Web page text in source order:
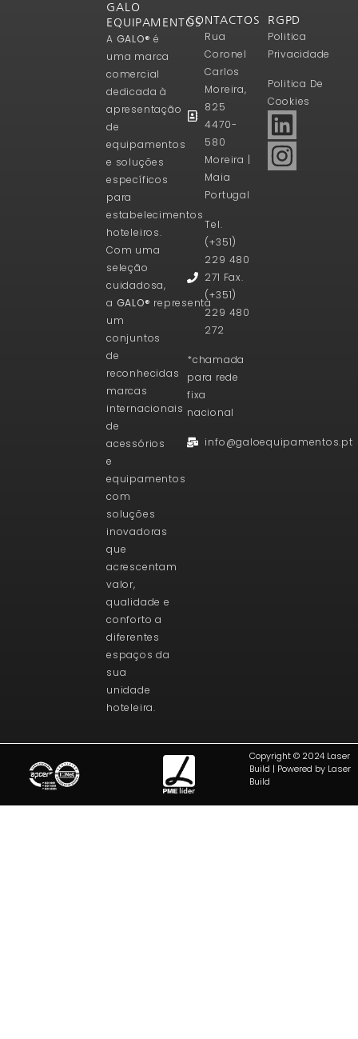
GALO
EQUIPAMENTOS
A GALO® é
uma marca
comercial
dedicada à
apresentação
de
equipamentos
e soluções
específicos
para
estabelecimentos
hoteleiros.
Com uma
seleção
cuidadosa,
a GALO® representa
um
conjuntos
de
reconhecidas
marcas
internacionais
de
acessórios
e
equipamentos
com
soluções
inovadoras
que
acrescentam
valor,
qualidade e
conforto a
diferentes
espaços da
sua
unidade
hoteleira.
CONTACTOS
Rua
Coronel
Carlos
Moreira,
825
4470-
580
Moreira |
Maia
Portugal
Tel.
(+351)
229 480
271 Fax.
(+351)
229 480
272
*chamada
para rede
fixa
nacional
info@galoequipamentos.pt
RGPD
Politica
Privacidade
Politica De
Cookies
Copyright © 2024 Laser
Build | Powered by Laser
Build